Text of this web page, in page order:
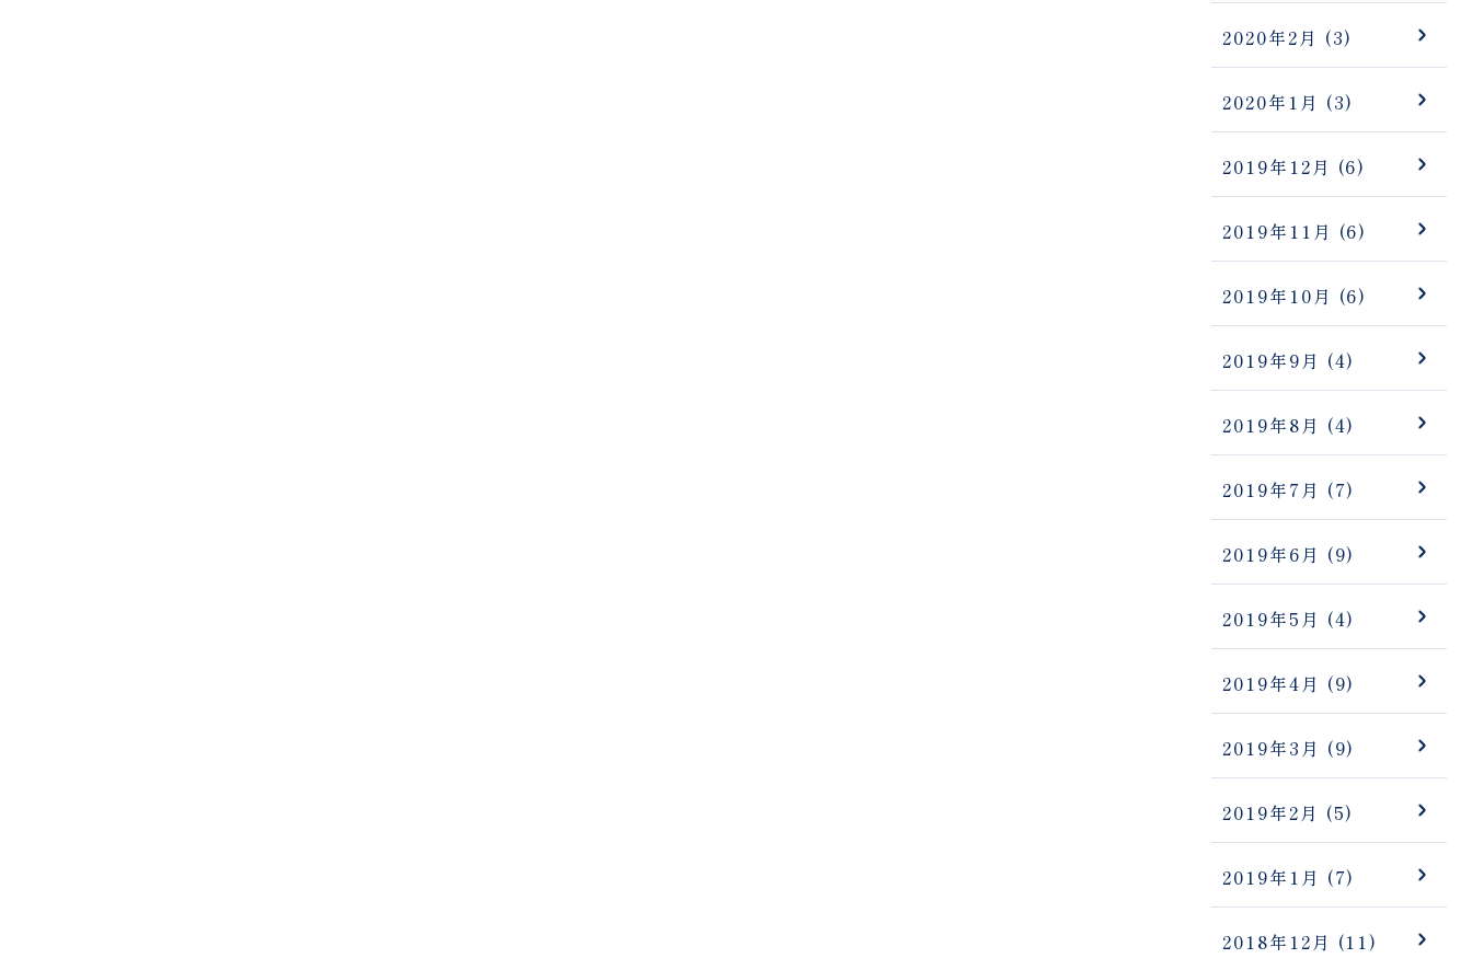
2020年2月 (3)
2020年1月 (3)
2019年12月 (6)
2019年11月 (6)
2019年10月 (6)
2019年9月 (4)
2019年8月 (4)
2019年7月 (7)
2019年6月 (9)
2019年5月 (4)
2019年4月 (9)
2019年3月 (9)
2019年2月 (5)
2019年1月 (7)
2018年12月 (11)